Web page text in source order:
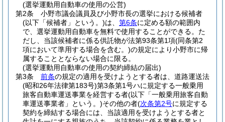
(選挙運動用自動車の使用の公営)
第2条
小野市議会議員及び小野市長の選挙における候補者
(以下「候補者」という。)は、 第6条に定める額の範囲内
で、選挙運動用自動車を無料で使用することができる。 た
だし、当該候補者に係る供託物が法第93条第1項(同条第2
項において準用する場合を含む。)の規定により小野市に帰
属することとならない場合に限る。
(選挙運動用自動車の使用の契約締結の届出)
第3条
前条の規定の適用を受けようとする者は、道路運送法
(昭和26年法律第183号)第3条第1号ハに規定する一般乗用
旅客自動車運送事業を経営する者(以下「一般乗用旅客自動
車運送事業者」という。)その他の者(次条第2号に規定する
契約を締結する場合には、当該適用を受けようとする者と